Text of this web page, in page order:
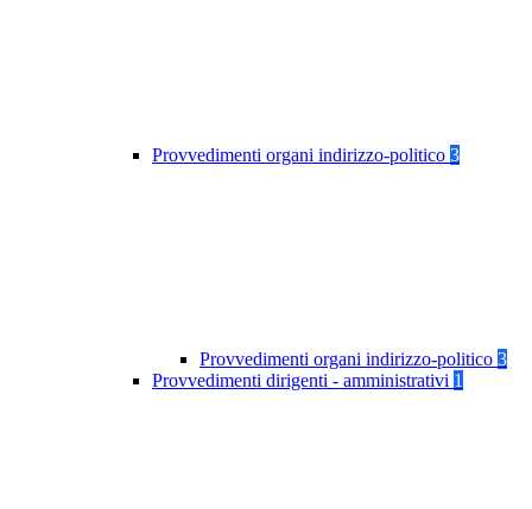
Provvedimenti organi indirizzo-politico 3
Provvedimenti organi indirizzo-politico 3
Provvedimenti dirigenti - amministrativi 1